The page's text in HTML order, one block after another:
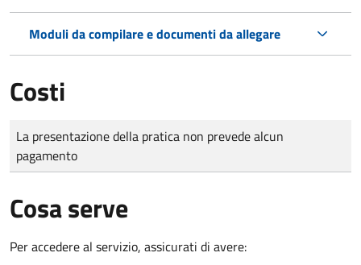
Moduli da compilare e documenti da allegare
Costi
Tipo di pagamento
Importo
La presentazione della pratica non prevede alcun
pagamento
Cosa serve
Per accedere al servizio, assicurati di avere: